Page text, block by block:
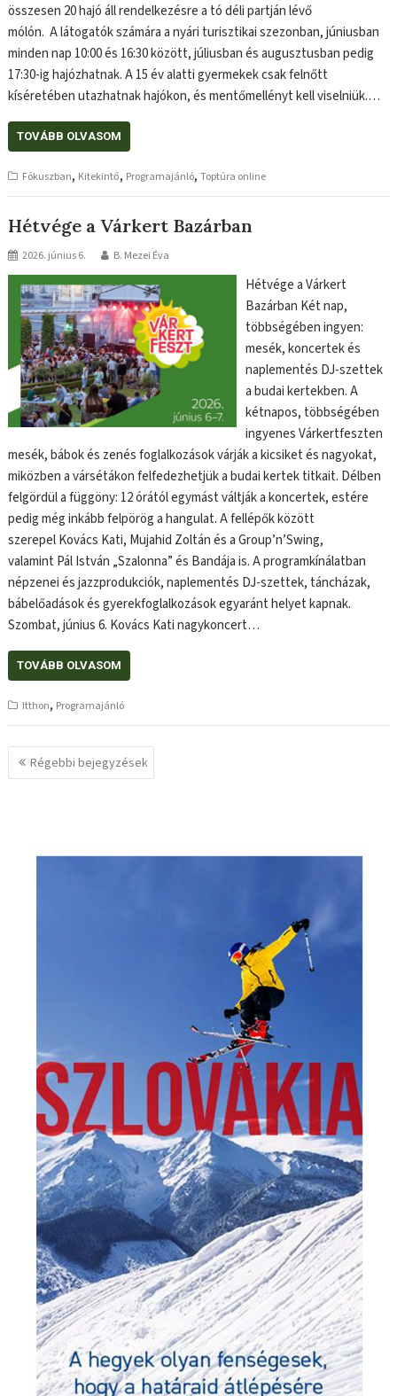
összesen 20 hajó áll rendelkezésre a tó déli partján lévő
mólón. A látogatók számára a nyári turisztikai szezonban, júniusban
minden nap 10:00 és 16:30 között, júliusban és augusztusban pedig
17:30-ig hajózhatnak. A 15 év alatti gyermekek csak felnőtt
kíséretében utazhatnak hajókon, és mentőmellényt kell viselniük.…
TOVÁBB OLVASOM
Fókuszban, Kitekintő, Programajánló,Toptúra online
Hétvége a Várkert Bazárban
2026. június 6. B. Mezei Éva
Hétvége a Várkert
Bazárban Két nap,
többségében ingyen:
mesék, koncertek és
naplementés DJ-szettek
a budai kertekben. A
kétnapos, többségében
ingyenes Várkertfeszten
mesék, bábok és zenés foglalkozások várják a kicsiket és nagyokat,
miközben a vársétákon felfedezhetjük a budai kertek titkait. Délben
felgördül a függöny: 12 órától egymást váltják a koncertek, estére
pedig még inkább felpörög a hangulat. A fellépők között
szerepel Kovács Kati, Mujahid Zoltán és a Group’n’Swing,
valamint Pál István „Szalonna” és Bandája is. A programkínálatban
népzenei és jazzprodukciók, naplementés DJ-szettek, táncházak,
bábelőadások és gyerekfoglalkozások egyaránt helyet kapnak.
Szombat, június 6. Kovács Kati nagykoncert…
TOVÁBB OLVASOM
Itthon, Programajánló
Bejegyzés
navigáció
Régebbi bejegyzések